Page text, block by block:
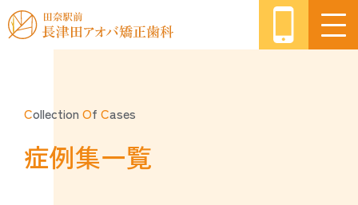
Collection Of Cases
症例集一覧